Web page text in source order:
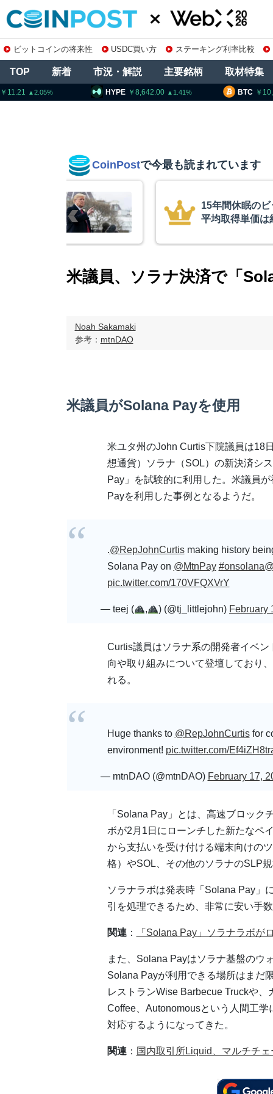
ビットコインの将来性 USDC買い方 ステーキング利率比較
TOP 新着 市況・解説 主要銘柄 取材特集
BTC 10,265,854 0.63
HYPE 8,642.00
CoinPostで今最も読まれています
コインチェック
を発表
米議員、ソラナ決済で「
Noah Sakamaki
参考： mtnDAO
米議員がSolana Payを使用
米ユタ州のJohn Curtis下院議員は18
想通貨）ソラナ（SOL）の新決済シ
Pay」を試験的に利用した。米議員
Payを利用した事例となるようだ。
.@RepJohnCurtismaking history
Solana Pay on @MtnPay #onsolana
pic.twitter.com/170VFQXVrY
— teej ( , ) (@tj_littlejohn) February
Curtis議員はソラナ系の開発者イベ
向や取り組みについて登壇しており
れる。
Huge thanks to @RepJohnCurtisfor
environment! pic.twitter.com/
— mtnDAO (@mtnDAO) February 17,
「Solana Pay」とは、高速ブロック
ボが2月1日にローンチした新たなペ
から支払いを受け付ける端末向けの
格）やSOL、その他のソラナのSLP
ソラナラボは発表時「Solana Pay」
引を処理できるため、非常に安い手
関連： 「Solana Pay」ソラナラボが
また、Solana Payはソラナ基盤のウ
Solana Payが利用できる場所はまだ
レストランWise Barbecue Truckや
Coffee、Autonomousという人間工
対応するようになってきた。
関連： 国内取引所Liquid、マルチチ